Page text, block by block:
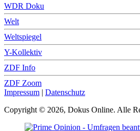
WDR Doku
Welt
Weltspiegel
Y-Kollektiv
ZDF Info
ZDF Zoom
Impressum | Datenschutz
Copyright © 2026, Dokus Online. Alle